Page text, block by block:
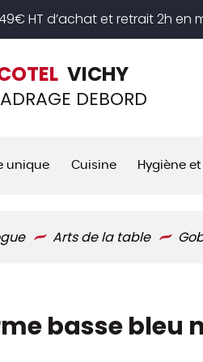
HT d’achat et retrait 2h en
VICHY
DEBORD
unique Cuisine Hygiène
Arts de la table
basse bleu